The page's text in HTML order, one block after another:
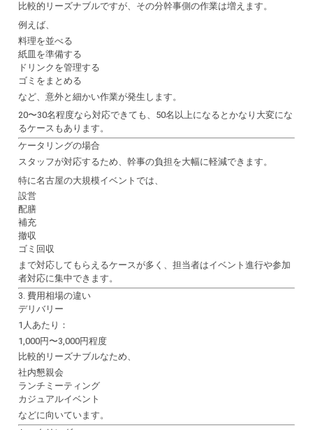
比較的リーズナブルですが、その分幹事側の作業は増えます。
例えば、
料理を並べる
紙皿を準備する
ドリンクを管理する
ゴミをまとめる
など、意外と細かい作業が発生します。
20〜30名程度なら対応できても、50名以上になるとかなり大変にな
るケースもあります。
ケータリングの場合
スタッフが対応するため、幹事の負担を大幅に軽減できます。
特に名古屋の大規模イベントでは、
設営
配膳
補充
撤収
ゴミ回収
まで対応してもらえるケースが多く、担当者はイベント進行や参加
者対応に集中できます。
3. 費用相場の違い
デリバリー
1人あたり：
1,000円〜3,000円程度
比較的リーズナブルなため、
社内懇親会
ランチミーティング
カジュアルイベント
などに向いています。